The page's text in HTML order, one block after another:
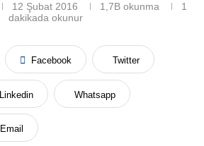
12 Şubat 2016 1,7B okunma
1
dakikada okunur
Facebook Twitter
Linkedin Whatsapp
Email